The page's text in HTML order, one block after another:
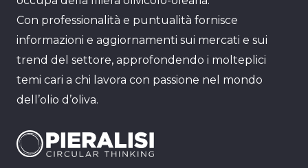
Con professionalità e puntualità fornisce
informazioni e aggiornamenti sui mercati e sui
trend del settore, approfondendo i molteplici
temi cari a chi lavora con passione nel mondo
dell’olio d’oliva.